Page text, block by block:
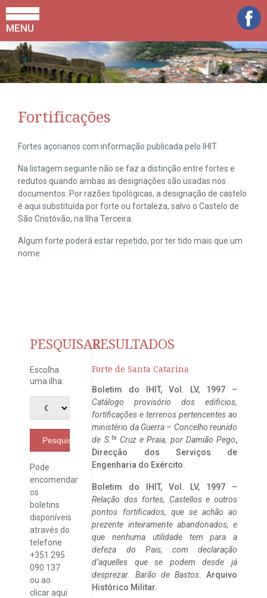
MENU
Fortificações
Fortes açorianos com informação publicada pelo IHIT.
Na listagem seguinte não se faz a distinção entre fortes e
redutos quando ambas as designações são usadas nos
documentos. Por razões tipológicas, a designação de castelo
é aqui substituída por forte ou fortaleza, salvo o Castelo de
São Cristóvão, na Ilha Terceira.
Algum forte poderá estar repetido, por ter tido mais que um
nome.
PESQUISAR
Escolha
uma ilha:
Pesquisar
Pode
encomendar
os
boletins
disponíveis
através do
telefone
+351 295
090 137
ou ao
clicaraqui
RESULTADOS
Forte de Santa Catarina
Boletim do IHIT, Vol. LV, 1997 –
Catálogo provisório dos edificios,
fortificações e terrenos pertencentes ao
ministério da Guerra – Concelho reunido
de S. ta Cruz e Praia, por Damião Pego,
Direcção dos Serviços de
Engenharia do Exército.
Boletim do IHIT, Vol. LV, 1997 –
Relação dos fortes, Castellos e outros
pontos fortificados, que se achão ao
prezente inteiramente abandonados, e
que nenhuma utilidade tem para a
defeza do Pais, com declaração
d’aquelles que se podem desde já
desprezar. Barão de Bastos. Arquivo
Histórico Militar.